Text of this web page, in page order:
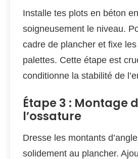
Installe tes plots en béton
soigneusement le niveau.
cadre de plancher et fixe
palettes. Cette étape est
conditionne la stabilité de
Étape 3 : Montage
l’ossature
Dresse les montants
solidement au plancher.